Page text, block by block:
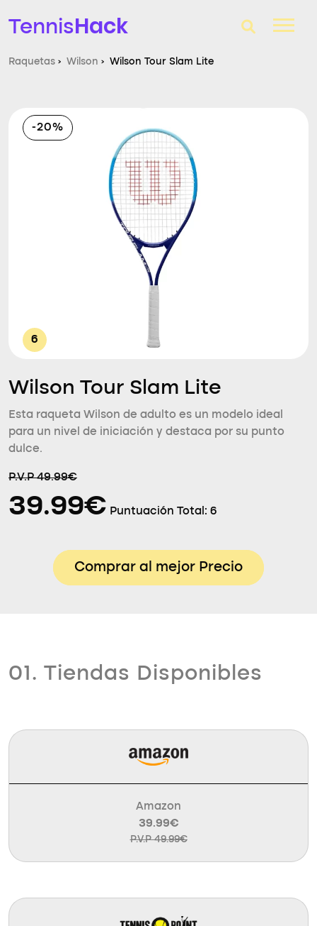
TennisHack
Raquetas de tenis
Zapatillas
Comparador
Consultorio
Raquetas › Wilson › Wilson Tour Slam Lite
-20%
6
Wilson Tour Slam Lite
Esta raqueta Wilson de adulto es un modelo ideal
para un nivel de iniciación y destaca por su punto
dulce.
P.V.P 49.99€
39.99€ Puntuación Total: 6
Comprar al mejor Precio
01. Tiendas Disponibles
Amazon
39.99€
P.V.P 49.99€